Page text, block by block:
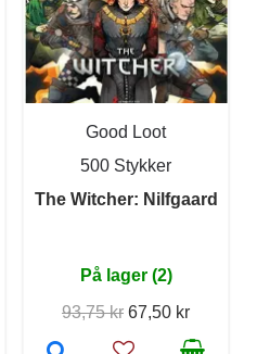
Good Loot
500 Stykker
The Witcher: Nilfgaard
På lager (2)
93,75 kr 67,50 kr